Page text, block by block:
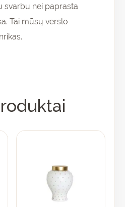
svarbu nei paprasta
Tai mūsų verslo